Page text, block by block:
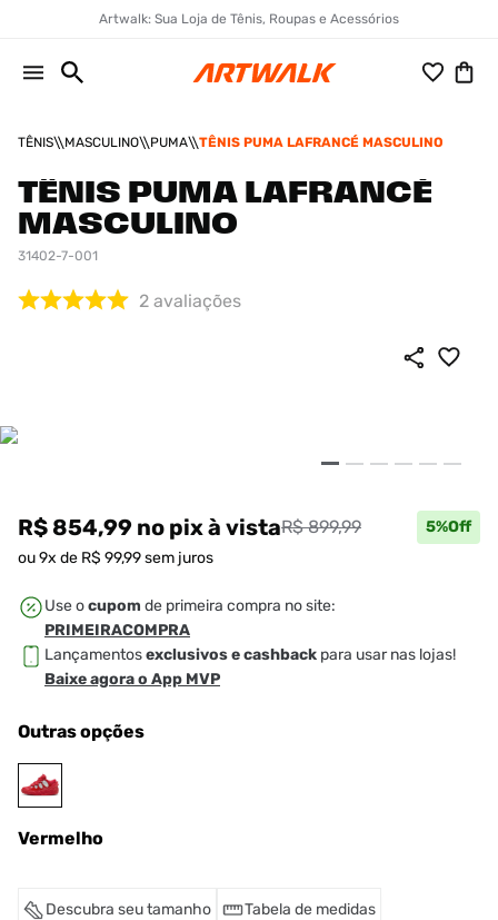
Artwalk: Sua Loja de Tênis, Roupas e Acessórios
TÊNIS MASCULINO PUMA TÊNIS PUMA LAFRANCÉ MASCULINO
TÊNIS PUMA LAFRANCÉ
MASCULINO
31402-7-001
2 avaliações
R$ 854,99 no pixà vistaR$ 899,99 5%Off
ou9x de R$ 99,99sem juros
Use ocupom de primeira compra no site:
PRIMEIRACOMPRA
Lançamentosexclusivos e cashback para usar nas lojas!
Baixe agora o App MVP
Outras opções
Vermelho
Descubra seu tamanho Tabela de medidas